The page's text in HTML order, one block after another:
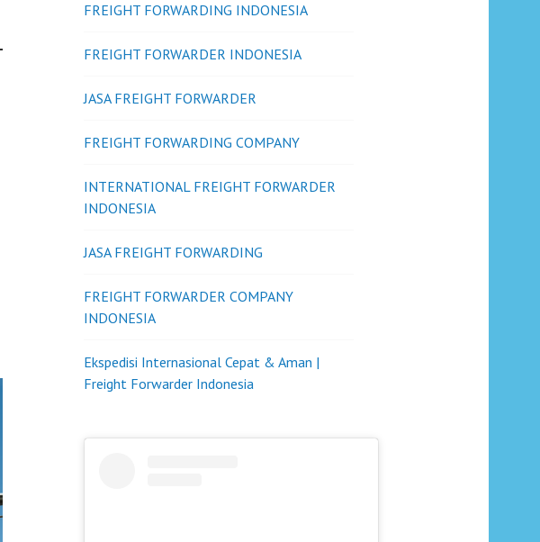
FREIGHT FORWARDING INDONESIA
FREIGHT FORWARDER INDONESIA
JASA FREIGHT FORWARDER
FREIGHT FORWARDING COMPANY
INTERNATIONAL FREIGHT FORWARDER
INDONESIA
JASA FREIGHT FORWARDING
FREIGHT FORWARDER COMPANY
INDONESIA
Ekspedisi Internasional Cepat & Aman |
Freight Forwarder Indonesia